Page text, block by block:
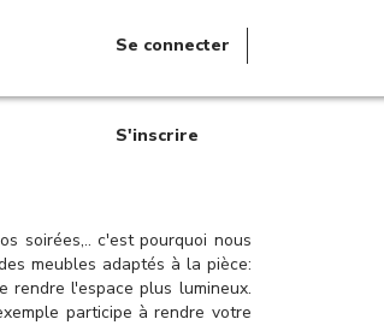
Se connecter
S'inscrire
soirées,.. c'est pourquoi nous
meubles adaptés à la pièce:
l'espace plus lumineux.
participe à rendre votre